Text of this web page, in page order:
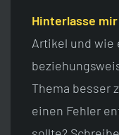
Hinterlasse
Artikel und wie
Thema besser
einen Fehler